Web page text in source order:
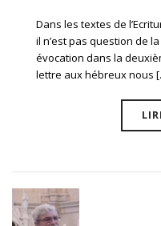
Dans les textes de
il n’est pas question de
évocation dans la
lettre aux hébreux nous